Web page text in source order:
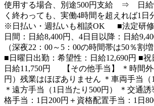
使用する場合、別途500円支給 ⇒ 日給
く終わっても、実働4時間を超えれば1日
※日払い・週払いも相談OK ■法定研
日間：日給8,400円、4日目以降：日給
（深夜22：00～5：00の時間帯は50％割
■日曜日出勤：希望性：日給12,690円 ■祝
日給11,750円 【その他手当】 ＊時間外
円）残業はほぼありません ＊車両手当（
＊遠方手当（1日当たり500円） ＊交通
格手当：1日200円＋資格配置手当：1日